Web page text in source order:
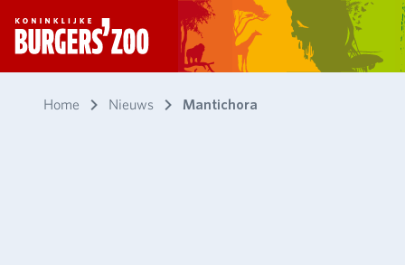
- Homepagina
Home Nieuws Mantichora